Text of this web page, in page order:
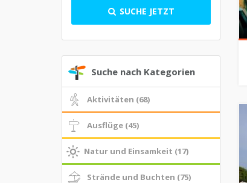
SUCHE JETZT
Suche nach Kategorien
Aktivitäten (68)
Ausflüge (45)
Natur und Einsamkeit (17)
Strände und Buchten (75)